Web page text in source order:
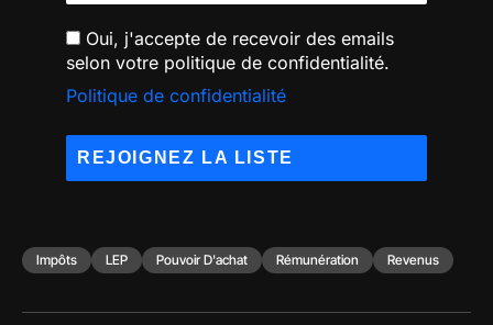
Oui, j'accepte de recevoir des emails
selon votre politique de confidentialité.
Politique de confidentialité
Impôts LEP Pouvoir D'achat Rémunération Revenus